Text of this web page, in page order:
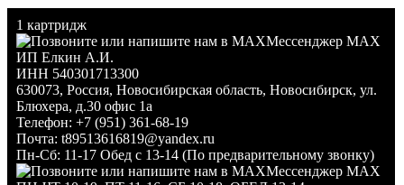
1 картридж
Мессенджер MAX
ИП Елкин А.И.
ИНН 540301713300
630073, Россия, Новосибирская область, Новосибирск, ул.
Блюхера, д.30 офис 1а
Телефон: +7 (951) 361-68-19
Почта: t89513616819@yandex.ru
Пн-Сб: 11-17 Обед с 13-14 (По предварительному звонку)
Мессенджер MAX